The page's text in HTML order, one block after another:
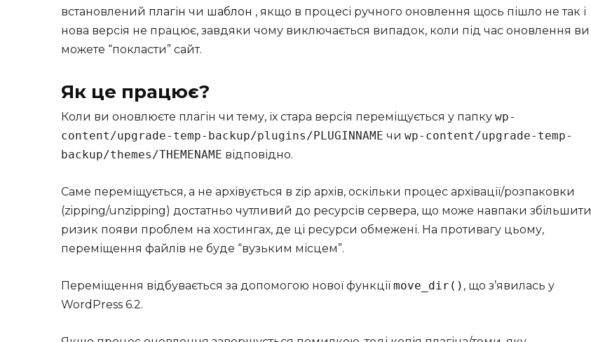
встановлений плагін чи шаблон , якщо в процесі ручного оновлення щось пішло не так і
нова версія не працює, завдяки чому виключається випадок, коли під час оновлення ви
можете “покласти” сайт.
Як це працює?
Коли ви оновлюєте плагін чи тему, їх стара версія переміщується у папку wp-
content/upgrade-temp-backup/plugins/PLUGINNAME чи wp-content/upgrade-temp-
backup/themes/THEMENAME відповідно.
Саме переміщується, а не архівується в zip архів, оскільки процес архівації/розпаковки
(zipping/unzipping) достатньо чутливий до ресурсів сервера, що може навпаки збільшити
ризик появи проблем на хостингах, де ці ресурси обмежені. На противагу цьому,
переміщення файлів не буде “вузьким місцем”.
Переміщення відбувається за допомогою нової функції move_dir() , що з’явилась у
WordPress 6.2.